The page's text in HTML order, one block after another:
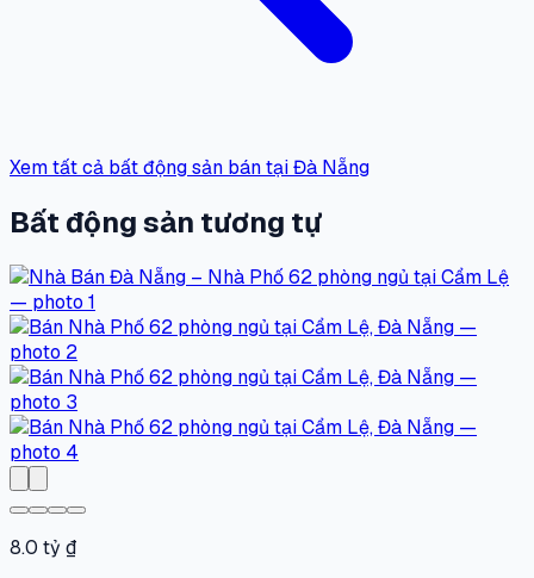
Xem tất cả bất động sản bán tại Đà Nẵng
Bất động sản tương tự
8.0 tỷ ₫